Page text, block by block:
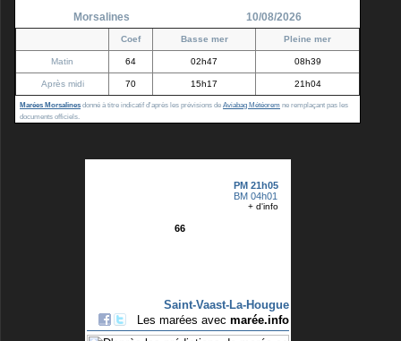
Morsalines 10/08/2026
Coef Basse mer Pleine mer
Matin 64 02h47 08h39
Après midi 70 15h17 21h04
Marées Morsalines donné à titre indicatif d'après les prévisions de Aviabag Météorem ne remplaçant pas les
documents officiels.